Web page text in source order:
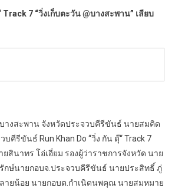
7 “วิ่งเก็บตะวัน @บางสะพาน” เลียบ
างสะพาน จังหวัดประจวบคีรีขันธ์ นายสมคิด
รีขันธ์ Run Khan Do “วิ่ง กัน ดุ๊“ Track 7
นาทร โอ่เอี่ยม รองผู้ว่าราชการจังหวัด นาย
กษ์นายกอบจ.ประจวบคีรีขันธ์ นายประสิทธิ์ ภู่
ายน้อย นายกอบต.กำเนิดนพคุณ นายสมหมาย